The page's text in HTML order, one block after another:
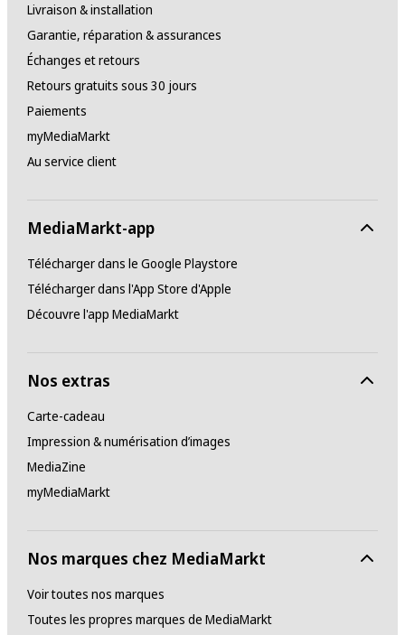
Livraison & installation
Garantie, réparation & assurances
Échanges et retours
Retours gratuits sous 30 jours
Paiements
myMediaMarkt
Au service client
MediaMarkt-app
Télécharger dans le Google Playstore
Télécharger dans l'App Store d'Apple
Découvre l'app MediaMarkt
Nos extras
Carte-cadeau
Impression & numérisation d’images
MediaZine
myMediaMarkt
Nos marques chez MediaMarkt
Voir toutes nos marques
Toutes les propres marques de MediaMarkt